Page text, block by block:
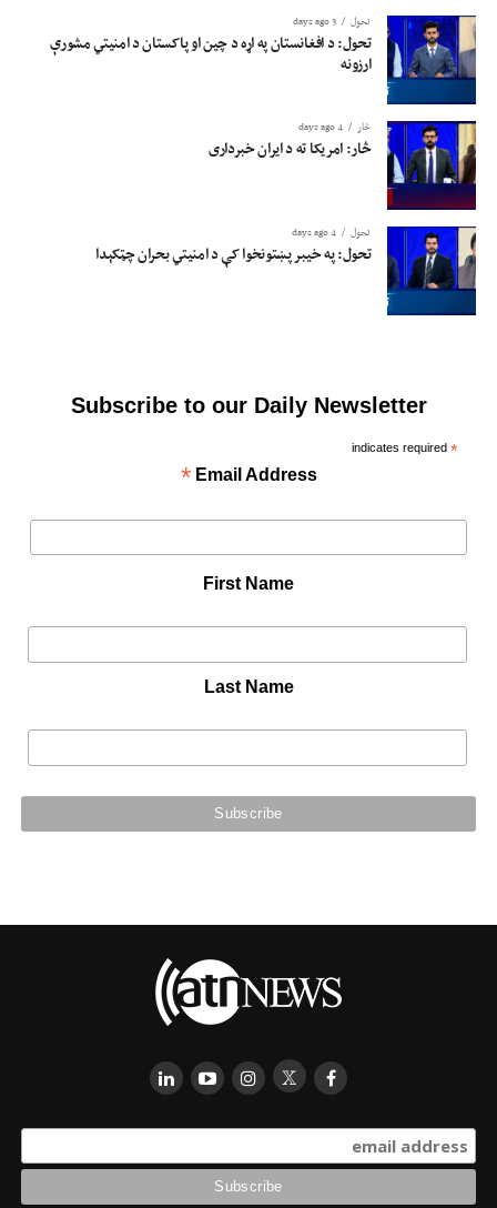
تحول 3 days ago
تحول: د افغانستان په اړه د چین او پاکستان د امنیتي مشورې
ارزونه
څار 4 days ago
څار: امریکا ته د ایران خبرداری
تحول 4 days ago
تحول: په خیبر پښتونخوا کې د امنیتي بحران چټکېدا
Subscribe to our Daily Newsletter
*
indicates required
Email Address
*
First Name
Last Name